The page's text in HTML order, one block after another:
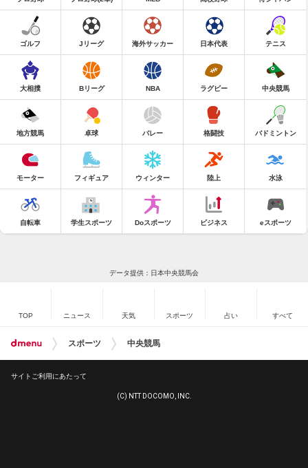
ゴルフ Jリーグ 海外サッカー 日本代表 テニス
大相撲 Bリーグ NBA ラグビー 中央競馬
地方競馬 卓球 バレー 格闘技 バドミントン
モーター フィギュア ウィンター 陸上 水泳
自転車 学生スポーツ Doスポーツ ビジネス eスポーツ
データ提供：日本中央競馬会
TOP ニュース 天気 スポーツ 占い すべて
スポーツ 中央競馬
サイトご利用にあたって
(C) NTT DOCOMO, INC.